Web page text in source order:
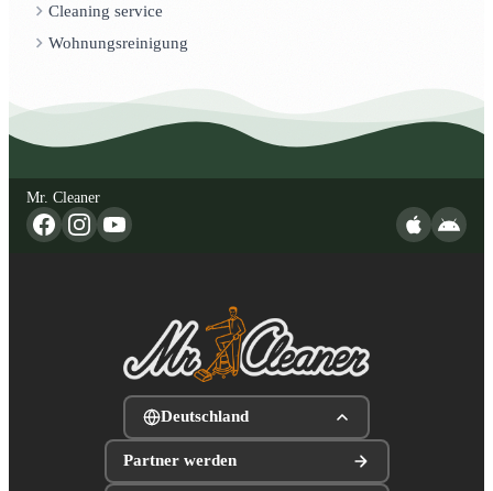
Cleaning service
Wohnungsreinigung
Mr. Cleaner
Deutschland
Partner werden